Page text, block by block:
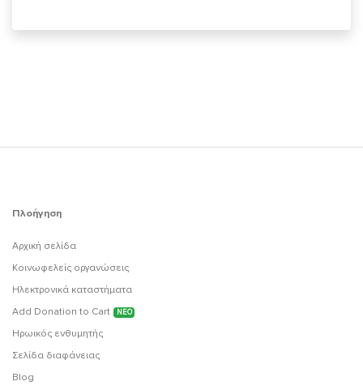
Πλοήγηση
Αρχική σελίδα
Κοινωφελείς οργανώσεις
Ηλεκτρονικά καταστήματα
Add Donation to Cart
ΝΕΟ
Ηρωικός ενθυμητής
Σελίδα διαφάνειας
Blog